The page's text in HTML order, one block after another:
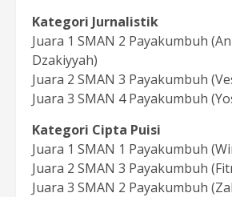
Kategori Jurnalistik
Juara 1 SMAN 2 Payakumbuh
Dzakiyyah)
Juara 2 SMAN 3 Payakumbuh
Juara 3 SMAN 4 Payakumbuh
Kategori Cipta Puisi
Juara 1 SMAN 1 Payakumbuh
Juara 2 SMAN 3 Payakumbuh
Juara 3 SMAN 2 Payakumbuh